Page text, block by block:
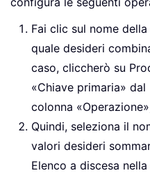
Fai clic sul nome
quale desideri
caso, cliccherò su
«Chiave primaria»
colonna
Quindi, seleziona il
valori desideri
Elenco a discesa